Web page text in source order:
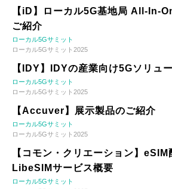
【iD】ローカル5G基地局 All-In-
ご紹介
ローカル5Gサミット
ローカル5Gサミット2025
【IDY】IDYの産業向け5Gソリュ
ローカル5Gサミット
ローカル5Gサミット2025
【Accuver】展示製品のご紹介
ローカル5Gサミット
ローカル5Gサミット2025
【コモン・クリエーション】
LibeSIMサービス概要
ローカル5Gサミット